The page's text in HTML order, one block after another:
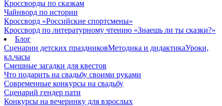
Кроссворды по сказкам
Чайнворд по истории
Кроссворд «Российские спортсмены»
Кроссворд по литературному чтению «Знаешь ли ты сказки?»
Блог
Сценарии детских праздниковМетодика и дидактикаУроки,
кл.часы
Смешные загадки для квестов
Что подарить на свадьбу своими руками
Современные конкурсы на свадьбу
Сценарий гендер пати
Конкурсы на вечеринку для взрослых